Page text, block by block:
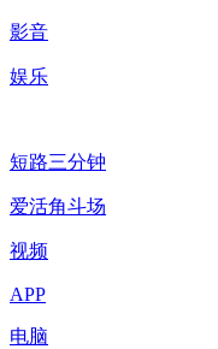
影音
娱乐
短路三分钟
爱活角斗场
视频
APP
电脑